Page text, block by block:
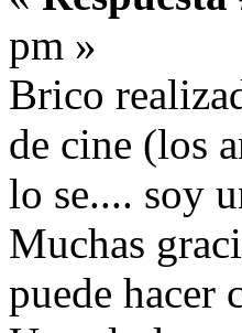
pm »
Brico
de cine (los
lo se.... soy
Muchas
puede hacer